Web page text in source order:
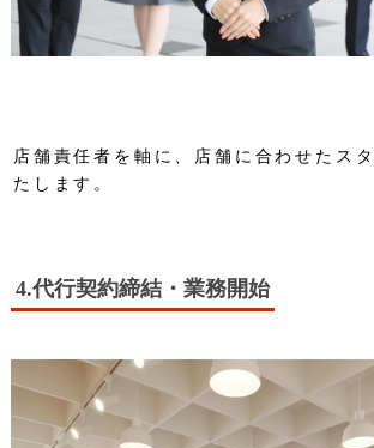
SERVICE
ショップ運営代行
FLOW
店舗責任者を軸に、店舗に合わせたス
たします。
4.代行契約締結・業務開始